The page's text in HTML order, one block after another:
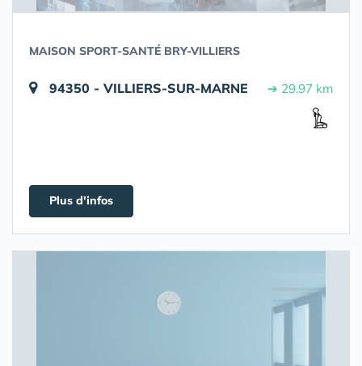
MAISON SPORT-SANTÉ BRY-VILLIERS
94350 - VILLIERS-SUR-MARNE ➔ 29.97 km
Plus d'infos